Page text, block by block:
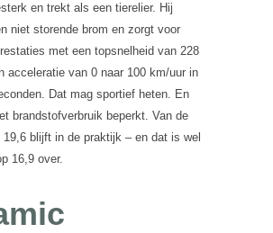
en trekt als een tierelier. Hij
niet storende brom en zorgt voor
met een topsnelheid van 228
acceleratie van 0 naar 100 km/uur in
Dat mag sportief heten. En
brandstofverbruik beperkt. Van de
19,6 blijft in de praktijk – en dat is wel
16,9 over.